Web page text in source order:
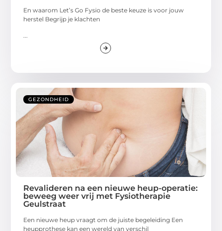
En waarom Let’s Go Fysio de beste keuze is voor jouw
herstel Begrijp je klachten
GEZONDHEID
Revalideren na een nieuwe heup-operatie:
beweeg weer vrij met Fysiotherapie
Geulstraat
Een nieuwe heup vraagt om de juiste begeleiding Een
heupprothese kan een wereld van verschil